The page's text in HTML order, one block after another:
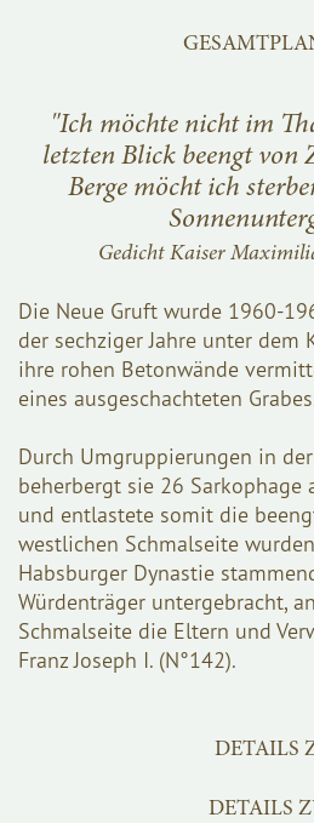
"Ich möchte nicht im
letzten Blick beengt von
Berge möcht ich
Gedicht Kaiser
Die Neue Gruft wurde 1960-
der sechziger Jahre unter dem
ihre rohen Betonwände
eines ausgeschachteten
Durch Umgruppierungen in
beherbergt sie 26 Sarkophage
und entlastete somit die
westlichen Schmalseite
Habsburger Dynastie
Würdenträger untergebracht,
Schmalseite die Eltern und
Franz Joseph I. (N°142).
DETAILS
DETAILS